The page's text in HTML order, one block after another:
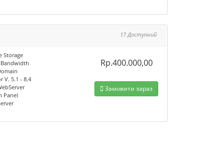
17 Доступний
Storage
V. 5.1 - 8.4
Panel
Rp.400.000,00
Замовити зараз